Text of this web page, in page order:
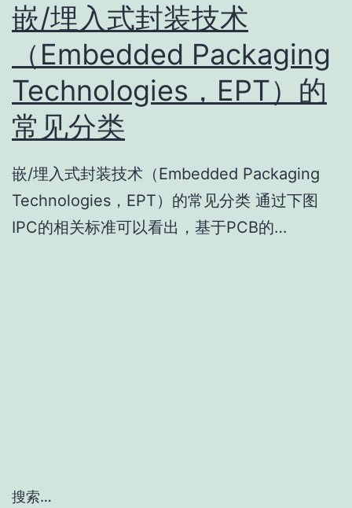
嵌/埋入式封装技术
（Embedded Packaging
Technologies，EPT）的
常见分类
嵌/埋入式封装技术（Embedded Packaging
Technologies，EPT）的常见分类 通过下图
IPC的相关标准可以看出，基于PCB的…
搜索…